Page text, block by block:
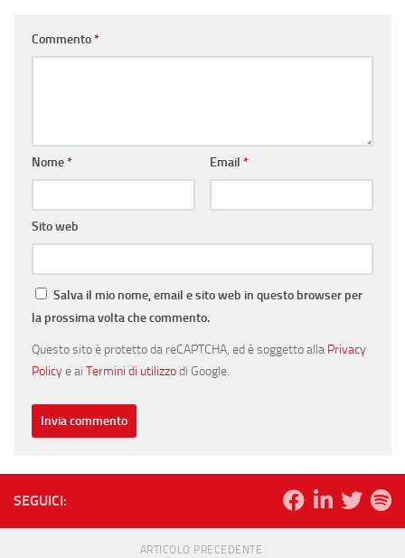
Commento*
Nome* Email *
Sito web
Salva il mio nome, email e sito web in questo browser per
la prossima volta che commento.
Questo sito è protetto da reCAPTCHA, ed è soggetto alla Privacy
Policye ai Termini di utilizzodi Google.
SEGUICI:
ARTICOLO PRECEDENTE